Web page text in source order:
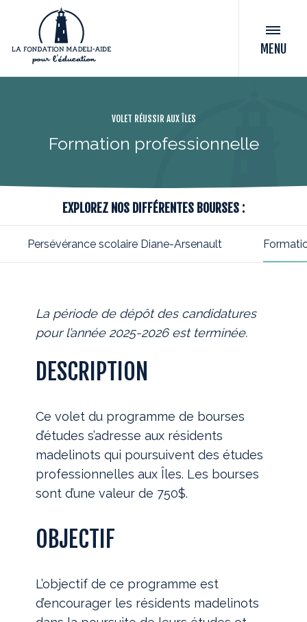
MENU
VOLET RÉUSSIR AUX ÎLES
Formation professionnelle
EXPLOREZ NOS DIFFÉRENTES BOURSES :
Persévérance scolaire Diane-Arsenault
La période de dépôt des candidatures
pour l’année 2025-2026 est terminée.
DESCRIPTION
Ce volet du programme de bourses
d’études s’adresse aux résidents
madelinots qui poursuivent des études
professionnelles aux Îles. Les bourses
sont d’une valeur de 750$.
OBJECTIF
L’objectif de ce programme est
d’encourager les résidents madelinots